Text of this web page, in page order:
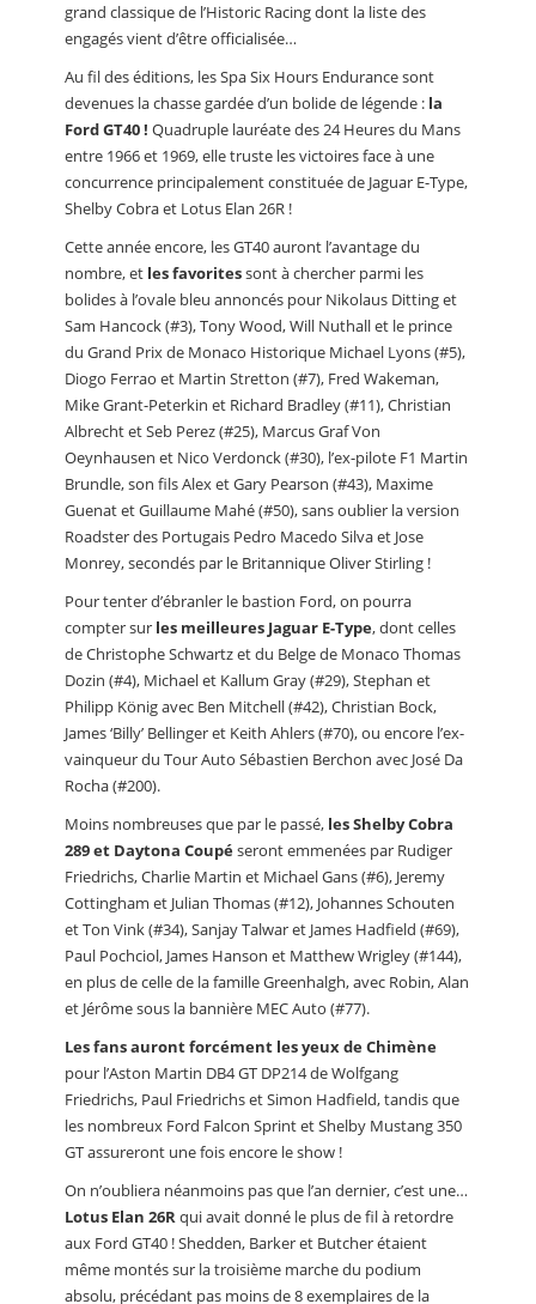
grand classique de l’Historic Racing dont la liste des
engagés vient d’être officialisée…
Au fil des éditions, les Spa Six Hours Endurance sont
devenues la chasse gardée d’un bolide de légende : la
Ford GT40 ! Quadruple lauréate des 24 Heures du Mans
entre 1966 et 1969, elle truste les victoires face à une
concurrence principalement constituée de Jaguar E-Type,
Shelby Cobra et Lotus Elan 26R !
Cette année encore, les GT40 auront l’avantage du
nombre, et les favoritessont à chercher parmi les
bolides à l’ovale bleu annoncés pour Nikolaus Ditting et
Sam Hancock (#3), Tony Wood, Will Nuthall et le prince
du Grand Prix de Monaco Historique Michael Lyons (#5),
Diogo Ferrao et Martin Stretton (#7), Fred Wakeman,
Mike Grant-Peterkin et Richard Bradley (#11), Christian
Albrecht et Seb Perez (#25), Marcus Graf Von
Oeynhausen et Nico Verdonck (#30), l’ex-pilote F1 Martin
Brundle, son fils Alex et Gary Pearson (#43), Maxime
Guenat et Guillaume Mahé (#50), sans oublier la version
Roadster des Portugais Pedro Macedo Silva et Jose
Monrey, secondés par le Britannique Oliver Stirling !
Pour tenter d’ébranler le bastion Ford, on pourra
compter sur les meilleures Jaguar E-Type, dont celles
de Christophe Schwartz et du Belge de Monaco Thomas
Dozin (#4), Michael et Kallum Gray (#29), Stephan et
Philipp König avec Ben Mitchell (#42), Christian Bock,
James ‘Billy’ Bellinger et Keith Ahlers (#70), ou encore l’ex-
vainqueur du Tour Auto Sébastien Berchon avec José Da
Rocha (#200).
Moins nombreuses que par le passé, les Shelby Cobra
289 et Daytona Coupéseront emmenées par Rudiger
Friedrichs, Charlie Martin et Michael Gans (#6), Jeremy
Cottingham et Julian Thomas (#12), Johannes Schouten
et Ton Vink (#34), Sanjay Talwar et James Hadfield (#69),
Paul Pochciol, James Hanson et Matthew Wrigley (#144),
en plus de celle de la famille Greenhalgh, avec Robin, Alan
et Jérôme sous la bannière MEC Auto (#77).
Les fans auront forcément les yeux de Chimène
pour l’Aston Martin DB4 GT DP214 de Wolfgang
Friedrichs, Paul Friedrichs et Simon Hadfield, tandis que
les nombreux Ford Falcon Sprint et Shelby Mustang 350
GT assureront une fois encore le show !
On n’oubliera néanmoins pas que l’an dernier, c’est une…
Lotus Elan 26Rqui avait donné le plus de fil à retordre
aux Ford GT40 ! Shedden, Barker et Butcher étaient
même montés sur la troisième marche du podium
absolu, précédant pas moins de 8 exemplaires de la